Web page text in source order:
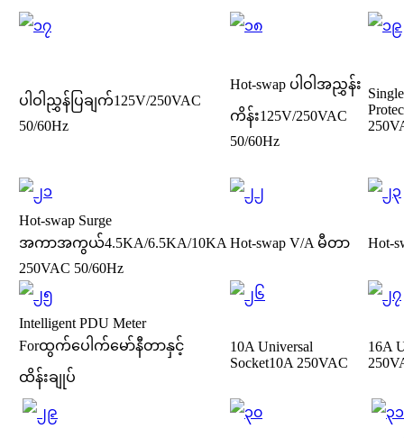
ပါဝါညွှန်ပြချက်125V/250VAC
50/60Hz
Hot-swap ပါဝါအညွှန်း
ကိန်း125V/250VAC
50/60Hz
Hot-swap Surge
အကာအကွယ်4.5KA/6.5KA/10KA
250VAC 50/60Hz
Hot-swap V/A မီတာ Hot-
Intelligent PDU Meter
Forထွက်ပေါက်မော်နီတာနှင့်
ထိန်းချုပ်
10A Universal
Socket10A 250VAC
16A